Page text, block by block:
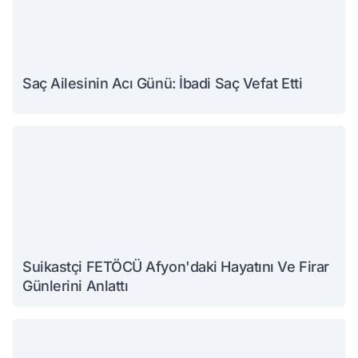
Saç Ailesinin Acı Günü: İbadi Saç Vefat Etti
Suikastçi FETÖCÜ Afyon'daki Hayatını Ve Firar
Günlerini Anlattı